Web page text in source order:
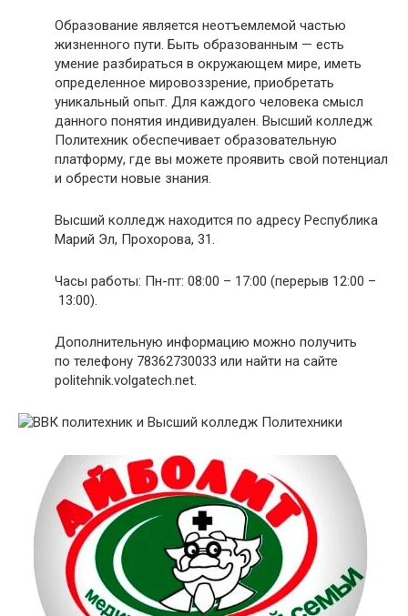
Образование является неотъемлемой частью
жизненного пути. Быть образованным — есть
умение разбираться в окружающем мире, иметь
определенное мировоззрение, приобретать
уникальный опыт. Для каждого человека смысл
данного понятия индивидуален. Высший колледж
Политехник обеспечивает образовательную
платформу, где вы можете проявить свой потенциал
и обрести новые знания.
Высший колледж находится по адресу Республика
Марий Эл, Прохорова, 31.
Часы работы: Пн-пт: 08:00 – 17:00 (перерыв 12:00 –
13:00).
Дополнительную информацию можно получить
по телефону 78362730033 или найти на сайте
politehnik.volgatech.net.